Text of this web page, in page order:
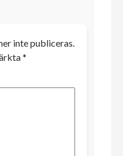
inte publiceras.
*